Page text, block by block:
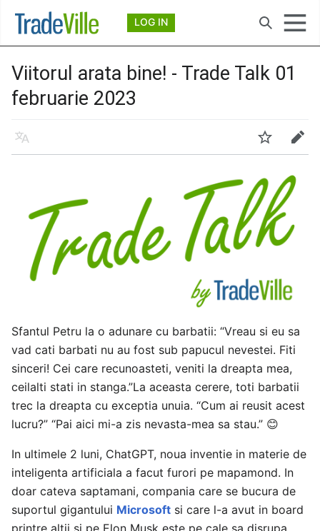
LOG IN
Căutare
Viitorul arata bine! - Trade Talk 01
februarie 2023
Limbă Urmărire
Sfantul Petru la o adunare cu barbatii: “Vreau si eu sa
vad cati barbati nu au fost sub papucul nevestei. Fiti
sinceri! Cei care recunoasteti, veniti la dreapta mea,
ceilalti stati in stanga.”La aceasta cerere, toti barbatii
trec la dreapta cu exceptia unuia. “Cum ai reusit acest
lucru?” “Pai aici mi-a zis nevasta-mea sa stau.” 😊
In ultimele 2 luni, ChatGPT, noua inventie in materie de
inteligenta artificiala a facut furori pe mapamond. In
doar cateva saptamani, compania care se bucura de
suportul gigantului Microsoft si care l-a avut in board